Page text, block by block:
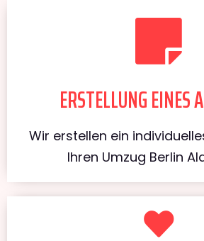
ERSTELLUNG EINES
Wir erstellen ein
Ihren Umzug Berlin